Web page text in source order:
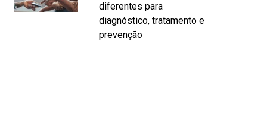
diferentes para
diagnóstico, tratamento e
prevenção